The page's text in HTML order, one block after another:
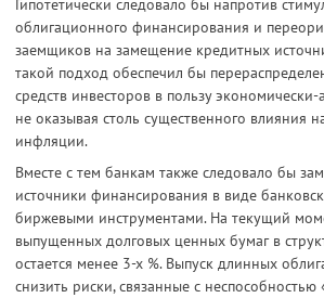
Гипотетически следовало бы напротив
облигационного финансирования и
заемщиков на замещение кредитных
такой подход обеспечил бы
средств инвесторов в пользу экономически-
не оказывая столь существенного влияния
инфляции.
Вместе с тем банкам также следовало бы
источники финансирования в виде
биржевыми инструментами. На текущий
выпущенных долговых ценных бумаг в
остается менее 3-х %. Выпуск длинных
снизить риски, связанные с неспособностью